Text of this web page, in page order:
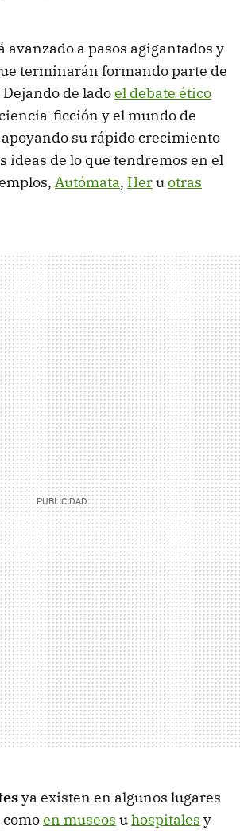
avanzado a pasos agigantados y
terminarán formando parte de
de ladoel debate ético
ficción y el mundo de
su rápido crecimiento
ideas de lo que tendremos en el
Autómata, Heruotras
ya existen en algunos lugares
en museos uhospitales y